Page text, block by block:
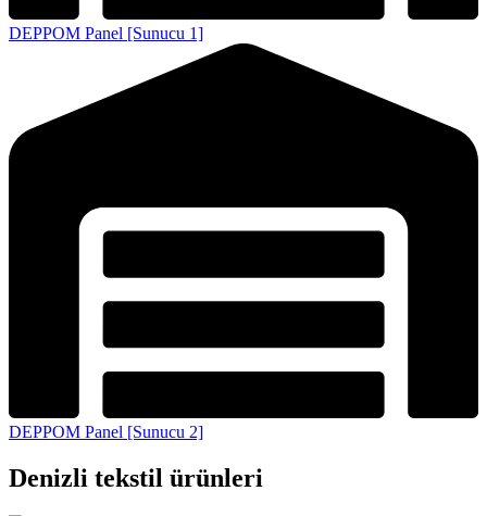
DEPPOM Panel [Sunucu 1]
DEPPOM Panel [Sunucu 2]
Denizli tekstil ürünleri